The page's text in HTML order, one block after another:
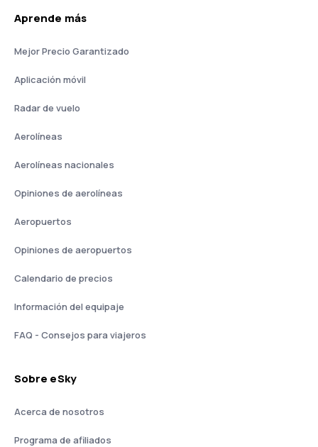
Aprende más
Mejor Precio Garantizado
Aplicación móvil
Radar de vuelo
Aerolíneas
Aerolíneas nacionales
Opiniones de aerolíneas
Aeropuertos
Opiniones de aeropuertos
Calendario de precios
Información del equipaje
FAQ - Consejos para viajeros
Sobre eSky
Acerca de nosotros
Programa de afiliados